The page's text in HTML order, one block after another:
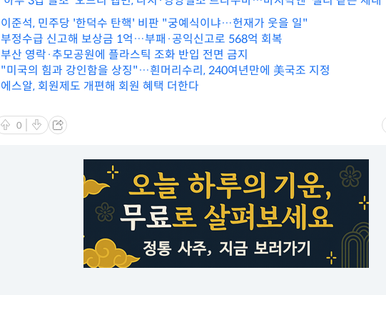
이준석, 민주당 '한덕수 탄핵' 비판 "궁예식이냐…헌재가 웃을 일"
부정수급 신고해 보상금 1억…부패·공익신고로 568억 회복
부산 영락·추모공원에 플라스틱 조화 반입 전면 금지
"미국의 힘과 강인함을 상징"…흰머리수리, 240여년만에 美국조 지정
에스알, 회원제도 개편해 회원 혜택 더한다
0